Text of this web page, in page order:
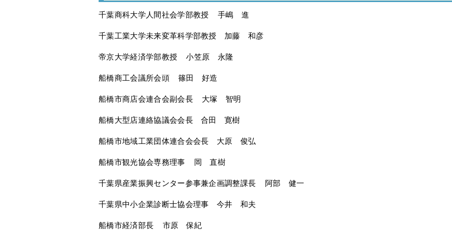
千葉商科大学人間社会学部教授 手嶋 進
千葉工業大学未来変革科学部教授 加藤 和彦
帝京大学経済学部教授 小笠原 永隆
船橋商工会議所会頭 篠田 好造
船橋市商店会連合会副会長 大塚 智明
船橋大型店連絡協議会会長 合田 寛樹
船橋市地域工業団体連合会会長 大原 俊弘
船橋市観光協会専務理事 岡 直樹
千葉県産業振興センター参事兼企画調整課長 阿部 健一
千葉県中小企業診断士協会理事 今井 和夫
船橋市経済部長 市原 保紀